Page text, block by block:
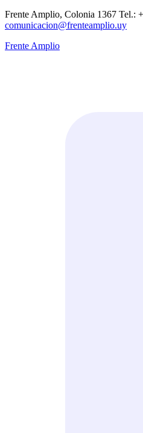
Frente Amplio, Colonia 1367 Tel.:
comunicacion@frenteamplio.uy
Frente Amplio